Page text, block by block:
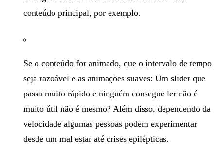
conteúdo principal, por exemplo.
Se o conteúdo for animado, que o intervalo de tempo
seja razoável e as animações suaves: Um slider que
passa muito rápido e ninguém consegue ler não é
muito útil não é mesmo? Além disso, dependendo da
velocidade algumas pessoas podem experimentar
desde um mal estar até crises epilépticas.